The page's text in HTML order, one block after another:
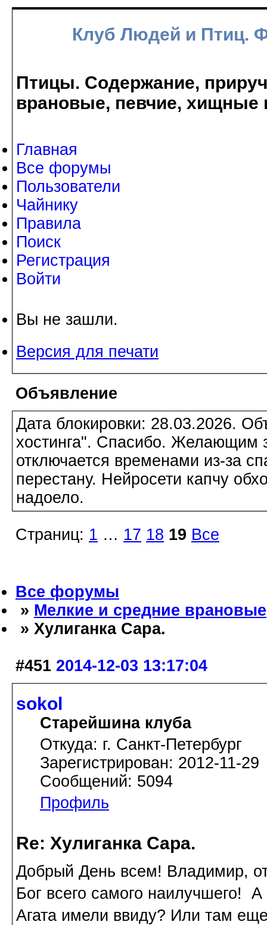
Клуб Людей и Птиц.
Птицы. Содержание,
врановые, певчие, хищные
Главная
Все форумы
Пользователи
Чайнику
Правила
Поиск
Регистрация
Войти
Вы не зашли.
Версия для печати
Объявление
Дата блокировки: 28.03.2026.
хостинга". Спасибо. Желающим
отключается временами из-за
перестану. Нейросети капчу
надоело.
Страниц: 1 … 17 18 19 Все
Все форумы
» Мелкие и средние врановые
» Хулиганка Сара.
#451 2014-12-03 13:17:04
sokol
Старейшина клуба
Откуда: г. Санкт-Петербург
Зарегистрирован: 2012-11-29
Сообщений: 5094
Профиль
Re: Хулиганка Сара.
Добрый День всем! Владимир,
Бог всего самого наилучшего!
Агата имели ввиду? Или там